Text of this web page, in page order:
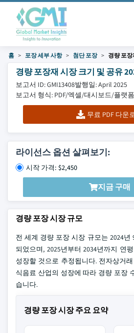
홈 포장 세부 사항 첨단 포장 경량 포
경량 포장재 시장 크기 및 공유
보고서 ID: GMI13408발행일: April 2025
보고서 형식: PDF/엑셀/대시보드/플랫폼
무료 PDF 다운
라이선스 옵션 살펴보기:
시작 가격: $2,450
지금 구매
경량 포장 시장 규모
전 세계 경량 포장 시장 규모는 2024년
되었으며, 2025년부터 2034년까지 연평
성장할 것으로 추정됩니다. 전자상거
식음료 산업의 성장에 따라 경량 포장
습니다.
경량 포장 시장 주요 요약